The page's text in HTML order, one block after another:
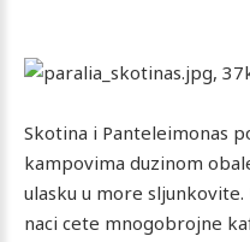
Skotina i Panteleimonas
kampovima duzinom
ulasku u more
naci cete mnogobrojne